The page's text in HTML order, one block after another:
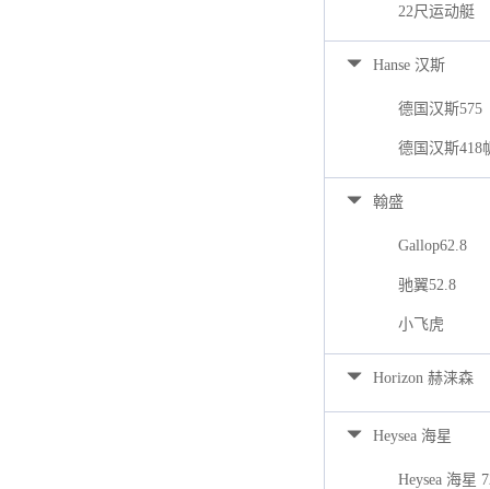
22尺运动艇
Hanse 汉斯
德国汉斯575
德国汉斯418
翰盛
Gallop62.8
驰翼52.8
小飞虎
Horizon 赫涞森
Heysea 海星
Heysea 海星